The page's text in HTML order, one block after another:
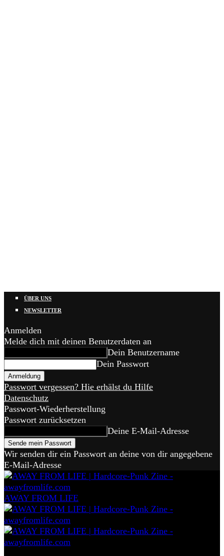
ÜBER UNS
NEWSLETTER
Anmelden
Melde dich mit deinen Benutzerdaten an
Dein Benutzername
Dein Passwort
Passwort vergessen? Hie erhälst du Hilfe
Datenschutz
Passwort-Wiederherstellung
Passwort zurücksetzen
Deine E-Mail-Adresse
Wir senden dir ein Passwort an deine von dir angegebene
E-Mail-Adresse
AWAY FROM LIFE